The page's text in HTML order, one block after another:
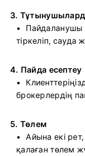
3.
Пайдаланушы
тіркеліп, сауда
4. Пайда есептеу
брокерлердің
5. Төлем
Айына екі
қалаған төлем